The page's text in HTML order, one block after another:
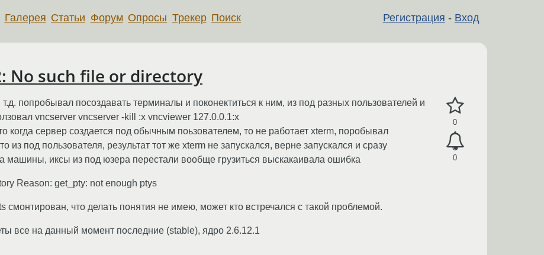
Регистрация - Вход
Галерея Статьи Форум Опросы Трекер Поиск
No such file or directory
0
0
попробывал посоздавать терминалы и поконектиться к ним, из под разных пользователей и
vncserver vncserver -kill :x vncviewer 127.0.0.1:x
когда сервер создается под обычным поьзователем, то не работает xterm, поробывал
из под пользователя, результат тот же xterm не запускался, верне запускался и сразу
машины, иксы из под юзера перестали вообще грузиться выскакаивала ошибка
Reason: get_pty: not enough ptys
смонтирован, что делать понятия не имею, может кто встречался с такой проблемой.
все на данный момент последние (stable), ядро 2.6.12.1